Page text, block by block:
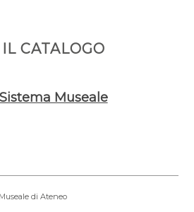
CATALOGO
Museale
di Ateneo